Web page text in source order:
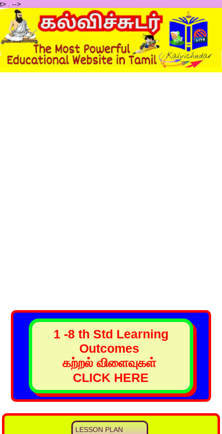
t> -->
1 -8 th Std Learning
Outcomes
கற்றல் விளைவுகள்
CLICK HERE
LESSON PLAN